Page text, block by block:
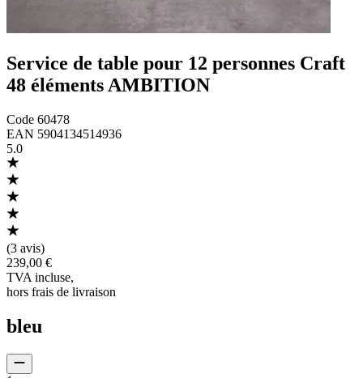
Service de table pour 12 personnes Craft
48 éléments AMBITION
Code 60478
EAN 5904134514936
5.0
(3 avis)
239,00 €
TVA incluse,
hors frais de livraison
bleu